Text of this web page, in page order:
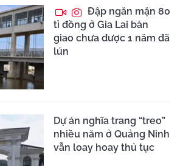
Đập ngăn mặn 80
tỉ đồng ở Gia Lai bàn
giao chưa được 1 năm đã
lún
Dự án nghĩa trang “treo”
nhiều năm ở Quảng Ninh
vẫn loay hoay thủ tục